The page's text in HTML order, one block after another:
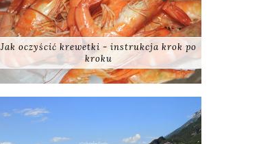
Jak oczyścić krewetki - instrukcja krok po
kroku